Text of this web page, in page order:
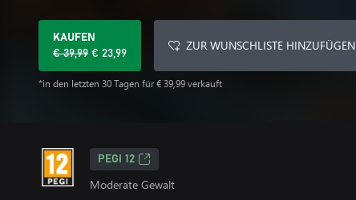
KAUFEN
€ 39,99 € 23,99
*in den letzten 30 Tagen für € 39,99 verkauft
ZUR WUNSCHLISTE HINZUFÜGEN
PEGI 12
Moderate Gewalt